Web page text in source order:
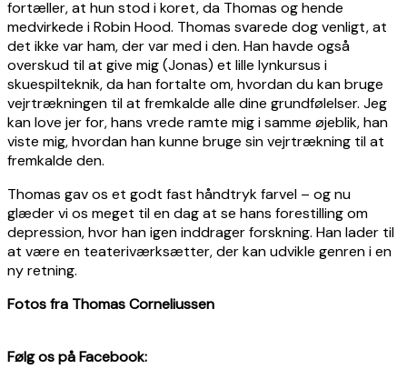
fortæller, at hun stod i koret, da Thomas og hende
medvirkede i Robin Hood. Thomas svarede dog venligt, at
det ikke var ham, der var med i den. Han havde også
overskud til at give mig (Jonas) et lille lynkursus i
skuespilteknik, da han fortalte om, hvordan du kan bruge
vejrtrækningen til at fremkalde alle dine grundfølelser. Jeg
kan love jer for, hans vrede ramte mig i samme øjeblik, han
viste mig, hvordan han kunne bruge sin vejrtrækning til at
fremkalde den.
Thomas gav os et godt fast håndtryk farvel – og nu
glæder vi os meget til en dag at se hans forestilling om
depression, hvor han igen inddrager forskning. Han lader til
at være en teateriværksætter, der kan udvikle genren i en
ny retning.
Fotos fra Thomas Corneliussen
Følg os påFacebook: